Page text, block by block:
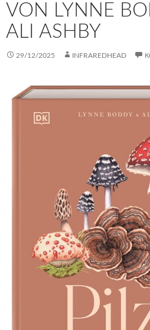
VON LYNNE
ALI ASHBY
29/12/2025 INFRAREDHEAD